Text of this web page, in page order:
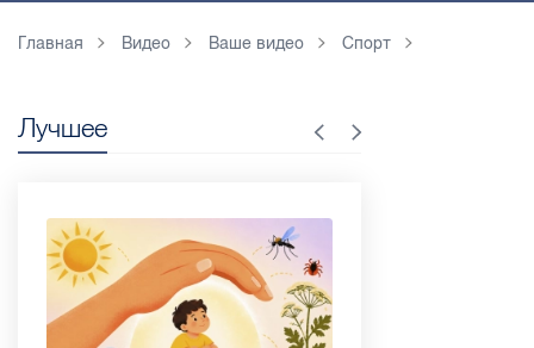
Главная Видео Ваше видео Спорт
Лучшее